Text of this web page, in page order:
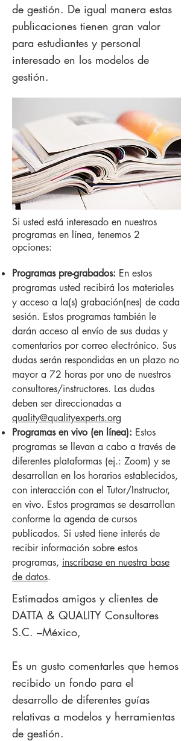
de gestión. De igual manera estas
publicaciones tienen gran valor
para estudiantes y personal
interesado en los modelos de
gestión.
Si usted está interesado en nuestros
programas en línea, tenemos 2
opciones:
Programas pre-grabados: En estos
programas usted recibirá los materiales
y acceso a la(s) grabación(nes) de cada
sesión. Estos programas también le
darán acceso al envío de sus dudas y
comentarios por correo electrónico. Sus
dudas serán respondidas en un plazo no
mayor a 72 horas por uno de nuestros
consultores/instructores. Las dudas
deben ser direccionadas a
quality@qualityexperts.org
Programas en vivo (en línea): Estos
programas se llevan a cabo a través de
diferentes plataformas (ej.: Zoom) y se
desarrollan en los horarios establecidos,
con interacción con el Tutor/Instructor,
en vivo. Estos programas se desarrollan
conforme la agenda de cursos
publicados. Si usted tiene interés de
recibir información sobre estos
programas, inscríbase en nuestra base
de datos.
Estimados amigos y clientes de
DATTA & QUALITY Consultores
S.C. –México,
Es un gusto comentarles que hemos
recibido un fondo para el
desarrollo de diferentes guías
relativas a modelos y herramientas
de gestión.